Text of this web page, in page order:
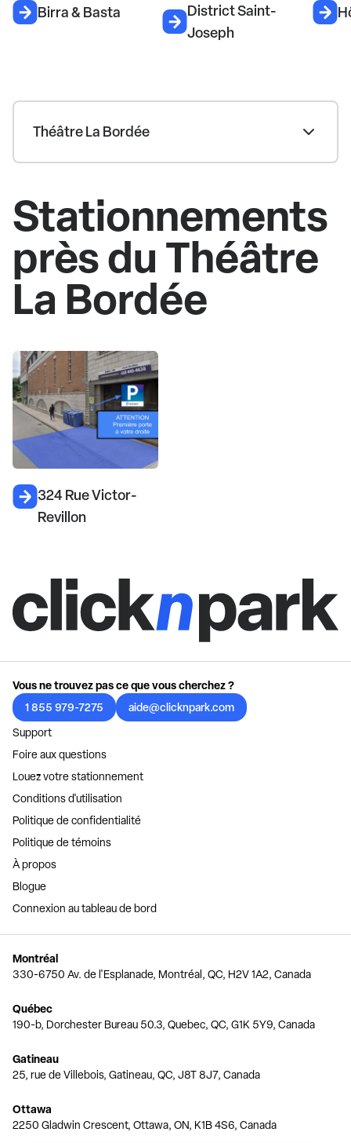
Birra & Basta
District Saint-
Joseph
Théâtre La Bordée
Stationnements
près du Théâtre
La Bordée
324 Rue Victor-
Revillon
Vous ne trouvez pas ce que vous cherchez ?
1 855 979-7275
aide@clicknpark.com
Support
Foire aux questions
Louez votre stationnement
Conditions d'utilisation
Politique de confidentialité
Politique de témoins
À propos
Blogue
Connexion au tableau de bord
Montréal
330-6750 Av. de l'Esplanade, Montréal, QC, H2V 1A2, Canada
Québec
190-b, Dorchester Bureau 50.3, Quebec, QC, G1K 5Y9, Canada
Gatineau
25, rue de Villebois, Gatineau, QC, J8T 8J7, Canada
Ottawa
2250 Gladwin Crescent, Ottawa, ON, K1B 4S6, Canada